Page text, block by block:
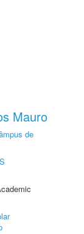
Mauro
de